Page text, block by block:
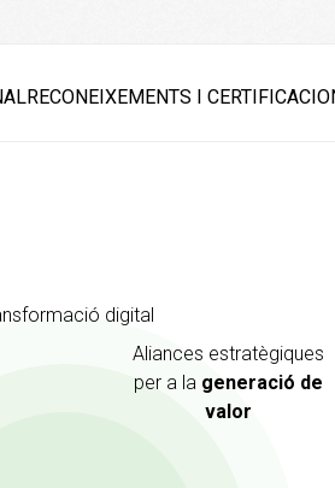
RECONEIXEMENTS I
Aliances estratègiques
per a la generació de
valor
digital